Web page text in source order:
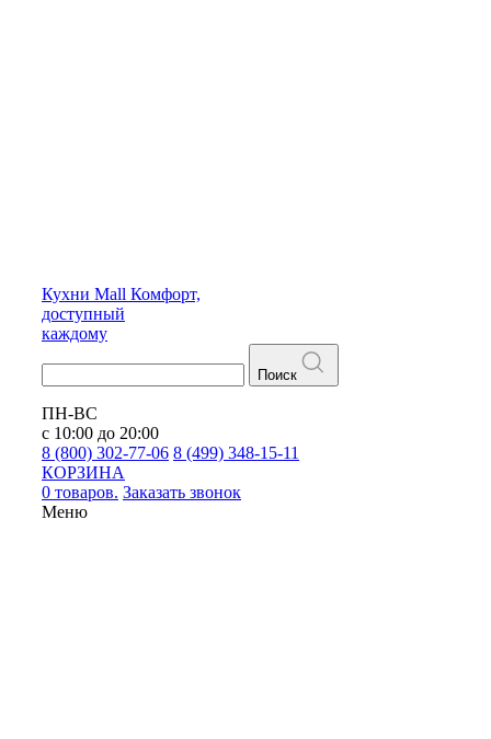
Кухни Mall Комфорт,
доступный
каждому
Поиск
ПН-ВС
с 10:00 до 20:00
8 (800) 302-77-06 8 (499) 348-15-11
КОРЗИНА
0 товаров. Заказать звонок
Меню